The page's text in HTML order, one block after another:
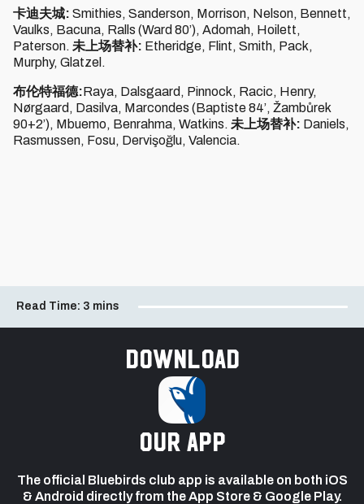
卡迪夫城: Smithies, Sanderson, Morrison, Nelson, Bennett,
Vaulks, Bacuna, Ralls (Ward 80’), Adomah, Hoilett,
Paterson. 未上场替补: Etheridge, Flint, Smith, Pack,
Murphy, Glatzel.
布伦特福德:Raya, Dalsgaard, Pinnock, Racic, Henry,
Nørgaard, Dasilva, Marcondes (Baptiste 84’, Žambůrek
90+2’), Mbuemo, Benrahma, Watkins. 未上场替补: Daniels,
Rasmussen, Fosu, Dervişoğlu, Valencia.
Read Time: 3 mins
Download
our app
The official Bluebirds club app is available on both iOS
& Android directly from the App Store & Google Play.